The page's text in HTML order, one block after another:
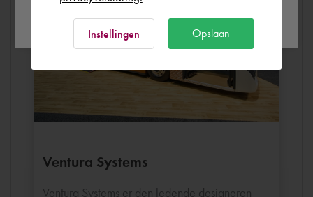
Ventura Systems
Ventura Systems er den ledende designeren
Instellingen Opslaan